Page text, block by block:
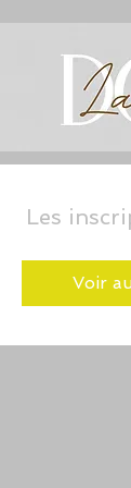
Les
Voir